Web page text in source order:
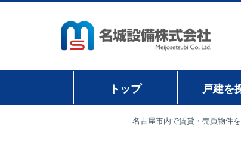
トップ 戸建を
名古屋市内で賃貸・売買物件